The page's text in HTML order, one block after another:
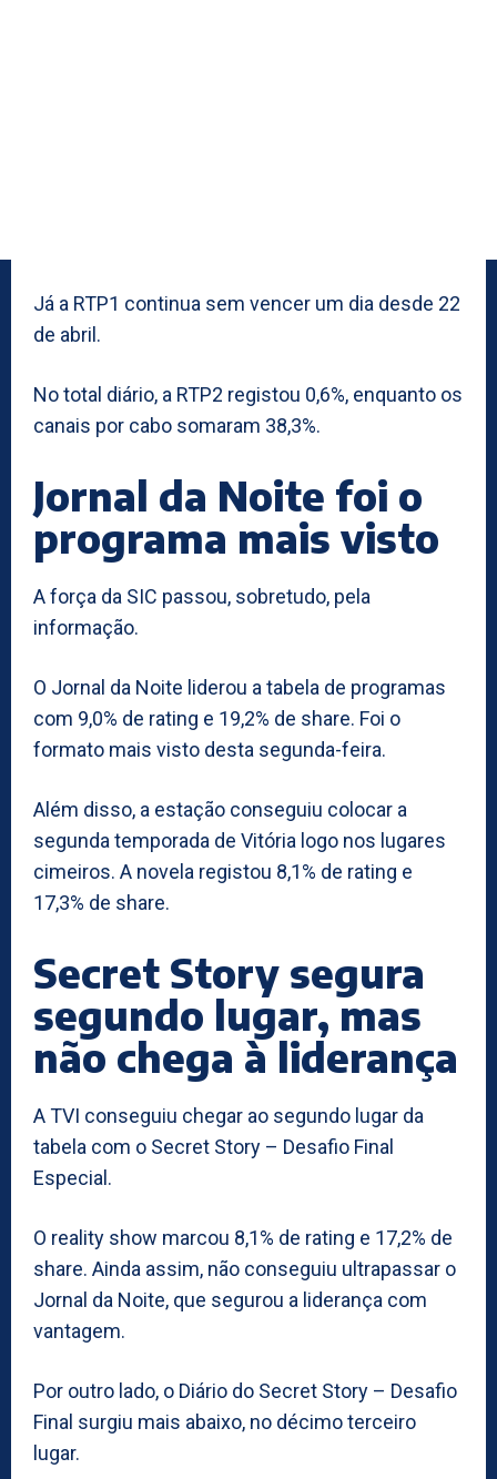
Já a RTP1 continua sem vencer um dia desde 22
de abril.
No total diário, a RTP2 registou 0,6%, enquanto os
canais por cabo somaram 38,3%.
Jornal da Noite foi o
programa mais visto
A força da SIC passou, sobretudo, pela
informação.
O Jornal da Noite liderou a tabela de programas
com 9,0% de rating e 19,2% de share. Foi o
formato mais visto desta segunda-feira.
Além disso, a estação conseguiu colocar a
segunda temporada de Vitória logo nos lugares
cimeiros. A novela registou 8,1% de rating e
17,3% de share.
Secret Story segura
segundo lugar, mas
não chega à liderança
A TVI conseguiu chegar ao segundo lugar da
tabela com o Secret Story – Desafio Final
Especial.
O reality show marcou 8,1% de rating e 17,2% de
share. Ainda assim, não conseguiu ultrapassar o
Jornal da Noite, que segurou a liderança com
vantagem.
Por outro lado, o Diário do Secret Story – Desafio
Final surgiu mais abaixo, no décimo terceiro
lugar.